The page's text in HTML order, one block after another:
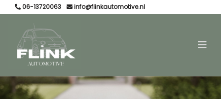
06-13720063 info@flinkautomotive.nl